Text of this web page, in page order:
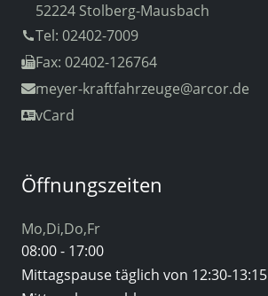
52224 Stolberg-Mausbach
Tel: 02402-7009
Fax: 02402-126764
meyer-kraftfahrzeuge@arcor.de
vCard
Öffnungszeiten
Mo,Di,Do,Fr
08:00 - 17:00
Mittagspause täglich von 12:30-